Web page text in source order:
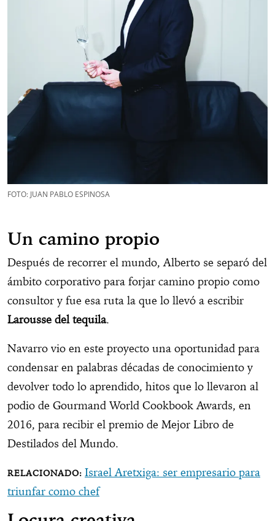
FOTO: JUAN PABLO ESPINOSA
Un camino propio
Después de recorrer el mundo, Alberto se separó del
ámbito corporativo para forjar camino propio como
consultor y fue esa ruta la que lo llevó a escribir
Larousse del tequila.
Navarro vio en este proyecto una oportunidad para
condensar en palabras décadas de conocimiento y
devolver todo lo aprendido, hitos que lo llevaron al
podio de Gourmand World Cookbook Awards, en
2016, para recibir el premio de Mejor Libro de
Destilados del Mundo.
Israel Aretxiga: ser empresario para
triunfar como chef